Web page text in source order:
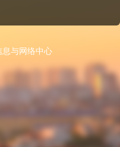
与网络中心